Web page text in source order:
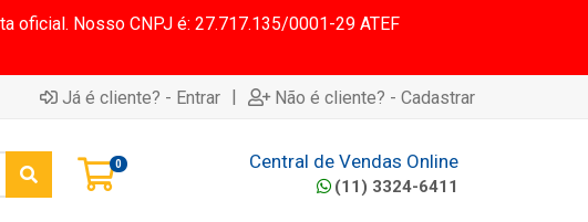
oficial. Nosso CNPJ é: 27.717.135/0001-29 ATEF
Já é cliente? - Entrar | Não é cliente? - Cadastrar
0 Central de Vendas Online
(11) 3324-6411